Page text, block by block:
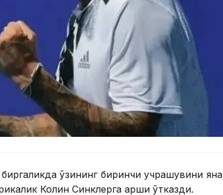
ўзининг биринчи учрашувини яна
Колин Синклерга қарши ўтказди.